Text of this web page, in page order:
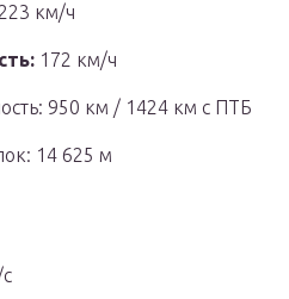
км/ч
172 км/ч
950 км / 1424 км с ПТБ
14 625 м